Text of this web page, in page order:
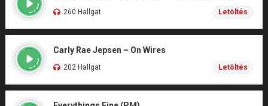
260 Hallgat Letöltés
Carly Rae Jepsen – On Wires
202 Hallgat Letöltés